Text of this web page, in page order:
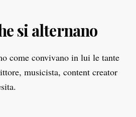
si alternano
come convivano in lui le tante
musicista, content creator